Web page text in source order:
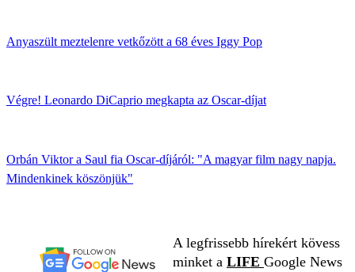
Anyaszült meztelenre vetkőzött a 68 éves Iggy Pop
Végre! Leonardo DiCaprio megkapta az Oscar-díjat
Orbán Viktor a Saul fia Oscar-díjáról: "A magyar film nagy napja.
Mindenkinek köszönjük"
A legfrissebb hírekért kövess
minket a LIFE Google News